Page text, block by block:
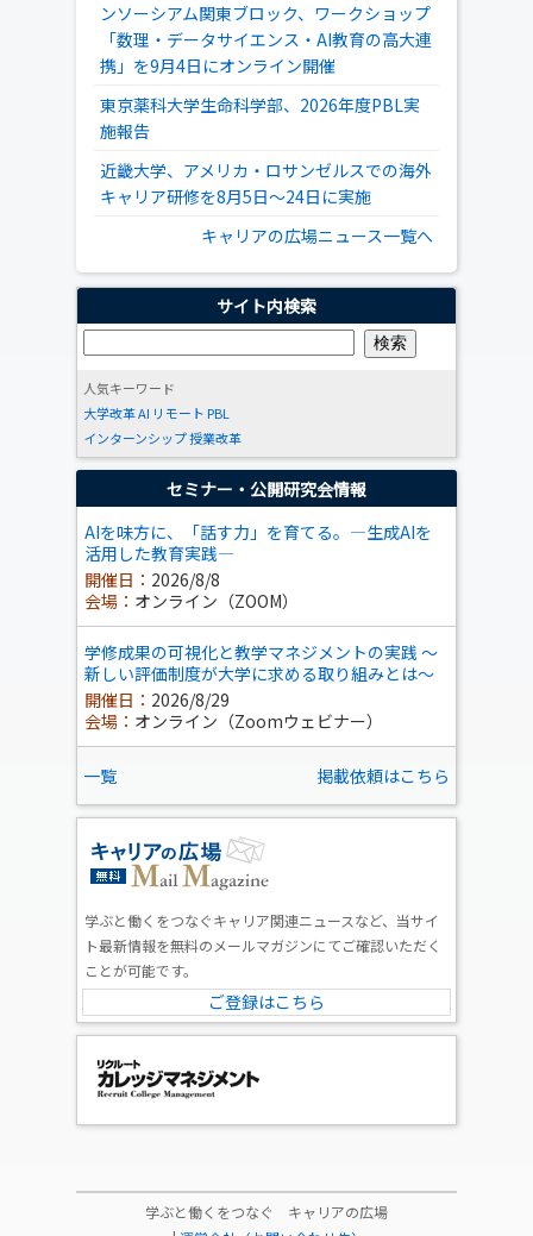
ンソーシアム関東ブロック、ワークショップ
「数理・データサイエンス・AI教育の高大連
携」を9月4日にオンライン開催
東京薬科大学生命科学部、2026年度PBL実
施報告
近畿大学、アメリカ・ロサンゼルスでの海外
キャリア研修を8月5日～24日に実施
キャリアの広場ニュース一覧へ
サイト内検索
人気キーワード
大学改革AI リモート PBL
インターンシップ授業改革
セミナー・公開研究会情報
AIを味方に、「話す力」を育てる。―生成AIを
活用した教育実践―
開催日： 2026/8/8
会場： オンライン（ZOOM）
学修成果の可視化と教学マネジメントの実践 ～
新しい評価制度が大学に求める取り組みとは～
開催日： 2026/8/29
会場： オンライン（Zoomウェビナー）
一覧 掲載依頼はこちら
学ぶと働くをつなぐキャリア関連ニュースなど、当サイ
ト最新情報を無料のメールマガジンにてご確認いただく
ことが可能です。
ご登録はこちら
学ぶと働くをつなぐ キャリアの広場